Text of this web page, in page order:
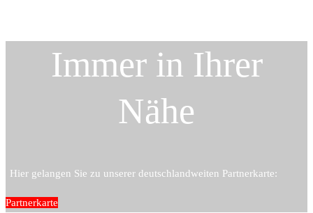
Immer in Ihrer
Nähe
Hier gelangen Sie zu unserer deutschlandweiten Partnerkarte:
Partnerkarte